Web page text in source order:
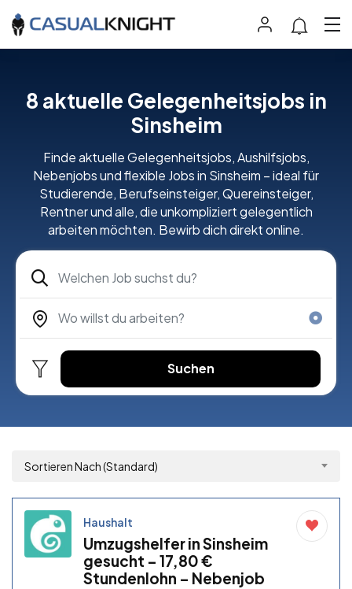
8 aktuelle Gelegenheitsjobs in
Sinsheim
Finde aktuelle Gelegenheitsjobs, Aushilfsjobs,
Nebenjobs und flexible Jobs in Sinsheim – ideal für
Studierende, Berufseinsteiger, Quereinsteiger,
Rentner und alle, die unkompliziert gelegentlich
arbeiten möchten. Bewirb dich direkt online.
Suchen
Sortieren Nach (Standard)
Haushalt
Umzugshelfer in Sinsheim
gesucht – 17,80 €
Stundenlohn – Nebenjob